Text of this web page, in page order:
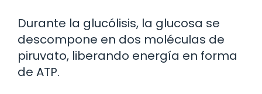
Durante la glucólisis, la glucosa se
descompone en dos moléculas de
piruvato, liberando energía en forma
de ATP.